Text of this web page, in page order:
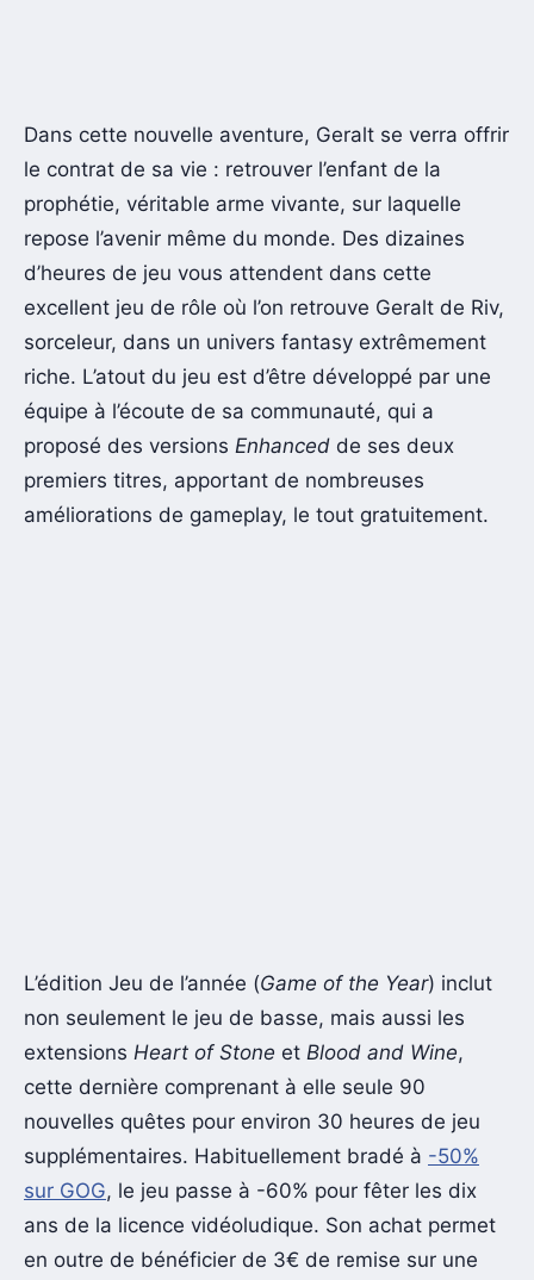
Dans cette nouvelle aventure, Geralt se verra offrir
le contrat de sa vie : retrouver l’enfant de la
prophétie, véritable arme vivante, sur laquelle
repose l’avenir même du monde. Des dizaines
d’heures de jeu vous attendent dans cette
excellent jeu de rôle où l’on retrouve Geralt de Riv,
sorceleur, dans un univers fantasy extrêmement
riche. L’atout du jeu est d’être développé par une
équipe à l’écoute de sa communauté, qui a
proposé des versions Enhanced de ses deux
premiers titres, apportant de nombreuses
améliorations de gameplay, le tout gratuitement.
L’édition Jeu de l’année (Game of the Year) inclut
non seulement le jeu de basse, mais aussi les
extensions Heart of Stone et Blood and Wine,
cette dernière comprenant à elle seule 90
nouvelles quêtes pour environ 30 heures de jeu
supplémentaires. Habituellement bradé à -50%
sur GOG, le jeu passe à -60% pour fêter les dix
ans de la licence vidéoludique. Son achat permet
en outre de bénéficier de 3€ de remise sur une